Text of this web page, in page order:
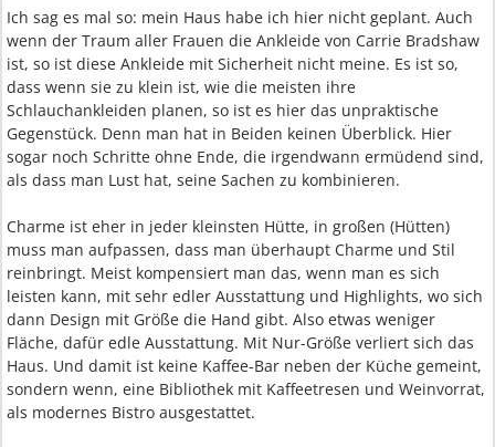
Ich sag es mal so: mein Haus habe ich hier nicht geplant. Auch
wenn der Traum aller Frauen die Ankleide von Carrie Bradshaw
ist, so ist diese Ankleide mit Sicherheit nicht meine. Es ist so,
dass wenn sie zu klein ist, wie die meisten ihre
Schlauchankleiden planen, so ist es hier das unpraktische
Gegenstück. Denn man hat in Beiden keinen Überblick. Hier
sogar noch Schritte ohne Ende, die irgendwann ermüdend sind,
als dass man Lust hat, seine Sachen zu kombinieren.
Charme ist eher in jeder kleinsten Hütte, in großen (Hütten)
muss man aufpassen, dass man überhaupt Charme und Stil
reinbringt. Meist kompensiert man das, wenn man es sich
leisten kann, mit sehr edler Ausstattung und Highlights, wo sich
dann Design mit Größe die Hand gibt. Also etwas weniger
Fläche, dafür edle Ausstattung. Mit Nur-Größe verliert sich das
Haus. Und damit ist keine Kaffee-Bar neben der Küche gemeint,
sondern wenn, eine Bibliothek mit Kaffeetresen und Weinvorrat,
als modernes Bistro ausgestattet.